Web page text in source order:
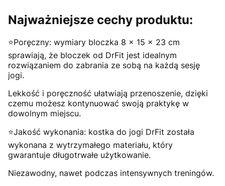
Najważniejsze cechy produktu:
⭐️Poręczny: wymiary bloczka 8 x 15 x 23 cm
sprawiają, że bloczek od DrFit jest idealnym
rozwiązaniem do zabrania ze sobą na każdą sesję
jogi.
Lekkość i poręczność ułatwiają przenoszenie, dzięki
czemu możesz kontynuować swoją praktykę w
dowolnym miejscu.
⭐️Jakość wykonania: kostka do jogi DrFit została
wykonana z wytrzymałego materiału, który
gwarantuje długotrwałe użytkowanie.
Niezawodny, nawet podczas intensywnych treningów.